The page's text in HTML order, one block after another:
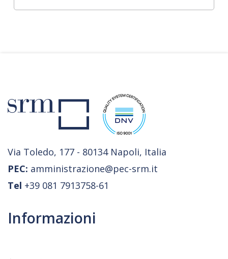
Via Toledo, 177 - 80134 Napoli, Italia
PEC: amministrazione@pec-srm.it
Tel +39 081 7913758-61
Informazioni